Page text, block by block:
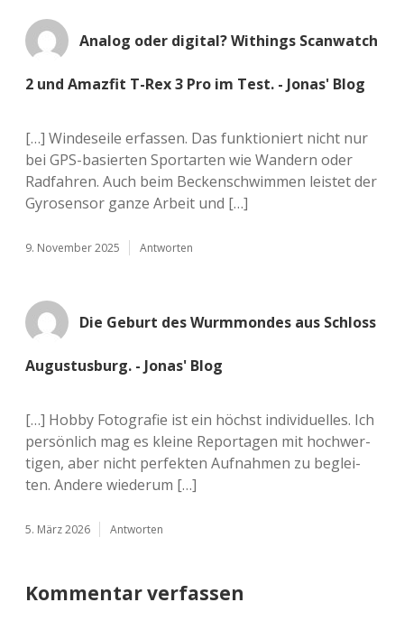
Analog oder digital? Withings Scanwatch
2 und Amazfit T-Rex 3 Pro im Test. - Jonas' Blog
[…] Win­des­ei­le erfas­sen. Das funk­tio­niert nicht nur
bei GPS-basier­­ten Sport­ar­ten wie Wan­dern oder
Rad­fah­ren. Auch beim Becken­schwim­men leis­tet der
Gyro­sen­sor ganze Arbeit und […]
9. November 2025 Antworten
Die Geburt des Wurmmondes aus Schloss
Augustusburg. - Jonas' Blog
[…] Hobby Foto­gra­fie ist ein höchst indi­vi­du­el­les. Ich
per­sön­lich mag es kleine Repor­ta­gen mit hoch­wer­
ti­gen, aber nicht per­fek­ten Auf­nah­men zu beglei­
ten. Andere wiederum […]
5. März 2026 Antworten
Kommentar verfassen